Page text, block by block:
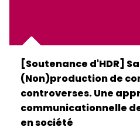
[Soutenance d'HDR]
(Non)production de
controverses. Une
communicationnelle
en société